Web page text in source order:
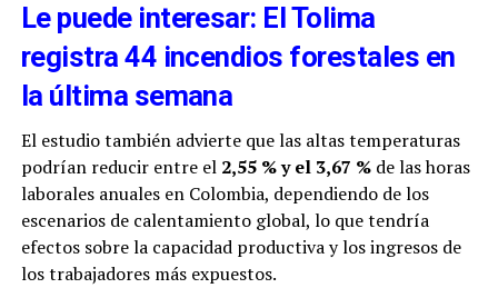
Le puede interesar: El Tolima
registra 44 incendios forestales en
la última semana
El estudio también advierte que las altas temperaturas
podrían reducir entre el 2,55 % y el 3,67 %de las horas
laborales anuales en Colombia, dependiendo de los
escenarios de calentamiento global, lo que tendría
efectos sobre la capacidad productiva y los ingresos de
los trabajadores más expuestos.